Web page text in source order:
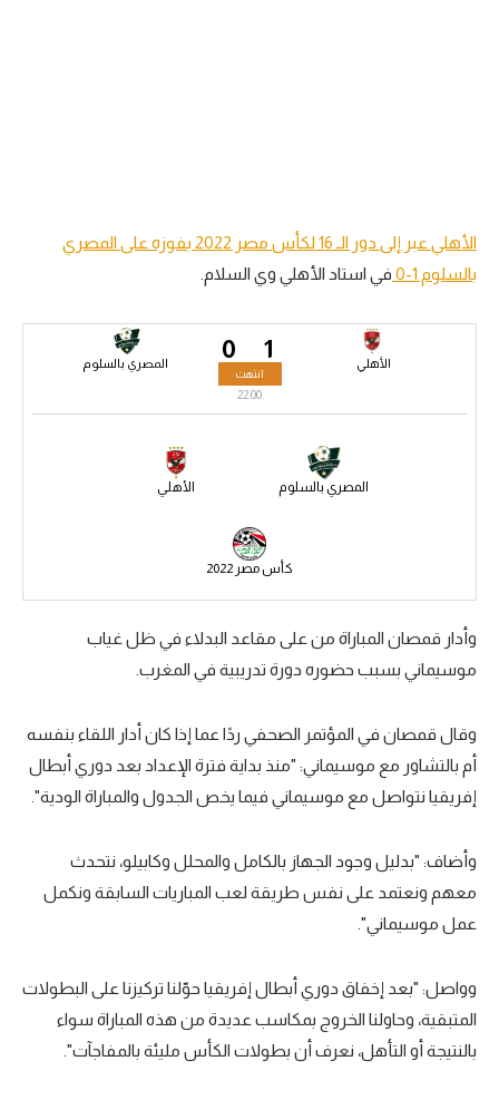
سعودي في الجول
الدوري الإنجليزي
الدوري الإسباني
كرة سلة
كرة يد
الوطن العربي
في المونديال
رياضة نسائية
آسيا
ركن الألعاب
أقسام خاصة
الأهلي عبر إلى دور الـ 16 لكأس مصر 2022 بفوزه على المصري
بالسلوم 1-0
في استاد الأهلي وي السلام.
1 الأهلي 0 المصري بالسلوم
انتهت
22:00
المصري بالسلوم الأهلي
كأس مصر 2022
وأدار قمصان المباراة من على مقاعد البدلاء في ظل غياب
موسيماني بسبب حضوره دورة تدريبية في المغرب.
وقال قمصان في المؤتمر الصحفي ردًا عما إذا كان أدار اللقاء بنفسه
أم بالتشاور مع موسيماني: "منذ بداية فترة الإعداد بعد دوري أبطال
إفريقيا نتواصل مع موسيماني فيما يخص الجدول والمباراة الودية".
وأضاف: "بدليل وجود الجهاز بالكامل والمحلل وكابيلو، نتحدث
معهم ونعتمد على نفس طريقة لعب المباريات السابقة ونكمل
عمل موسيماني".
وواصل: "بعد إخفاق دوري أبطال إفريقيا حوّلنا تركيزنا على البطولات
المتبقية، وحاولنا الخروج بمكاسب عديدة من هذه المباراة سواء
بالنتيجة أو التأهل، نعرف أن بطولات الكأس مليئة بالمفاجآت".